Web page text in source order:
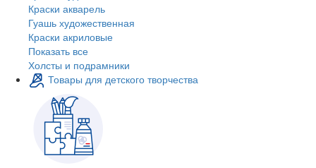
Краски акварель
Гуашь художественная
Краски акриловые
Показать все
Холсты и подрамники
Товары для детского творчества